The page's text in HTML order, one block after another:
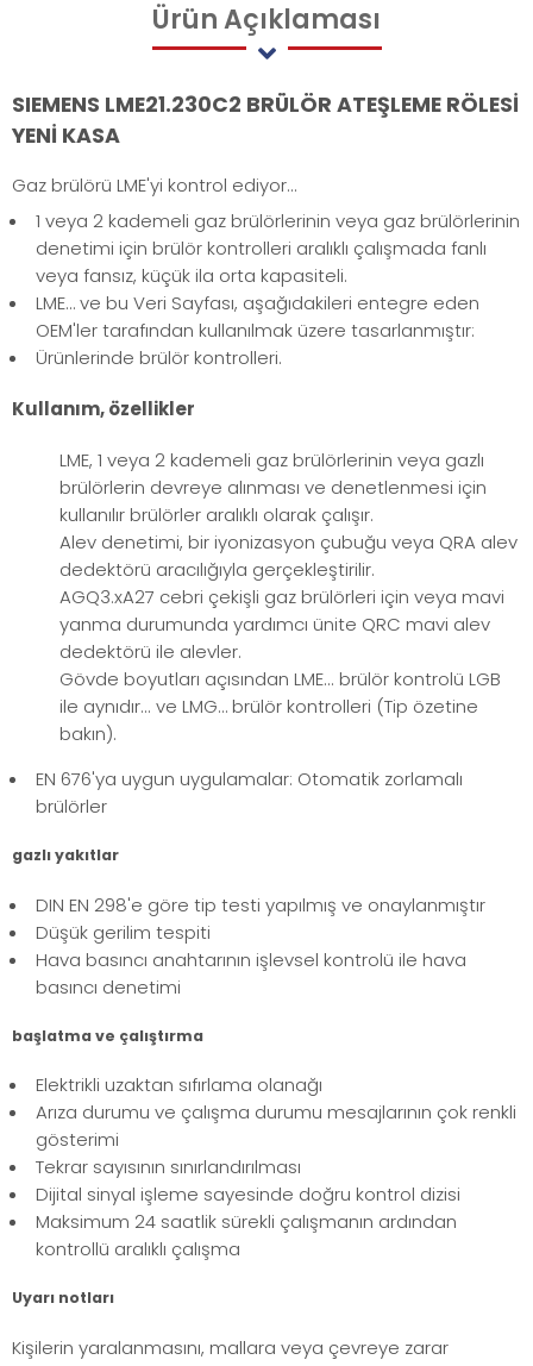
ÜrünAçıklaması
SIEMENS LME21.230C2 BRÜLÖR ATEŞLEME RÖLESİ
YENİ KASA
Gaz brülörü LME'yi kontrol ediyor...
1 veya 2 kademeli gaz brülörlerinin veya gaz brülörlerinin
denetimi için brülör kontrolleri aralıklı çalışmada fanlı
veya fansız, küçük ila orta kapasiteli.
LME… ve bu Veri Sayfası, aşağıdakileri entegre eden
OEM'ler tarafından kullanılmak üzere tasarlanmıştır:
Ürünlerinde brülör kontrolleri.
Kullanım, özellikler
LME, 1 veya 2 kademeli gaz brülörlerinin veya gazlı
brülörlerin devreye alınması ve denetlenmesi için
kullanılır brülörler aralıklı olarak çalışır.
Alev denetimi, bir iyonizasyon çubuğu veya QRA alev
dedektörü aracılığıyla gerçekleştirilir.
AGQ3.xA27 cebri çekişli gaz brülörleri için veya mavi
yanma durumunda yardımcı ünite QRC mavi alev
dedektörü ile alevler.
Gövde boyutları açısından LME... brülör kontrolü LGB
ile aynıdır... ve LMG… brülör kontrolleri (Tip özetine
bakın).
EN 676'ya uygun uygulamalar: Otomatik zorlamalı
brülörler
gazlı yakıtlar
DIN EN 298'e göre tip testi yapılmış ve onaylanmıştır
Düşük gerilim tespiti
Hava basıncı anahtarının işlevsel kontrolü ile hava
basıncı denetimi
başlatma ve çalıştırma
Elektrikli uzaktan sıfırlama olanağı
Arıza durumu ve çalışma durumu mesajlarının çok renkli
gösterimi
Tekrar sayısının sınırlandırılması
Dijital sinyal işleme sayesinde doğru kontrol dizisi
Maksimum 24 saatlik sürekli çalışmanın ardından
kontrollü aralıklı çalışma
Uyarı notları
Kişilerin yaralanmasını, mallara veya çevreye zarar